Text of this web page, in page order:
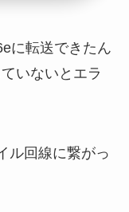
に転送できたん
いないとエラ
ル回線に繋がっ